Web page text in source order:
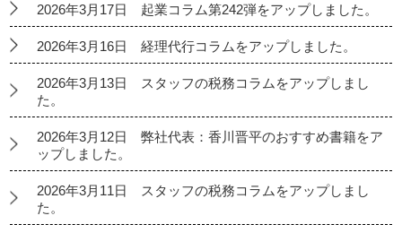
2026年3月17日 起業コラム第242弾をアップしました。
2026年3月16日 経理代行コラムをアップしました。
2026年3月13日 スタッフの税務コラムをアップしまし
た。
2026年3月12日 弊社代表：香川晋平のおすすめ書籍をア
ップしました。
2026年3月11日 スタッフの税務コラムをアップしまし
た。